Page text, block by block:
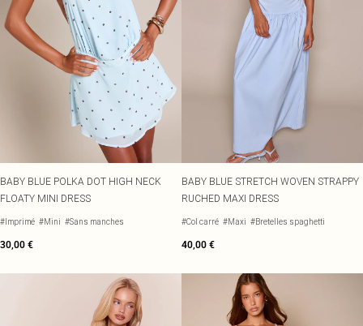
BABY BLUE POLKA DOT HIGH NECK
FLOATY MINI DRESS
#Imprimé #Mini #Sans manches
30,00 €
BABY BLUE STRETCH WOVEN STRAPPY
RUCHED MAXI DRESS
#Col carré #Maxi #Bretelles spaghetti
40,00 €